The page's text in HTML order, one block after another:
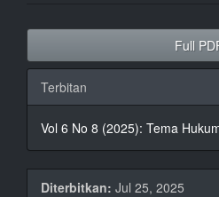
Bilah
Samping
Artikel
Full
Terbitan
Vol 6 No 8 (2025): Tema
Diterbitkan: Jul 25, 2025